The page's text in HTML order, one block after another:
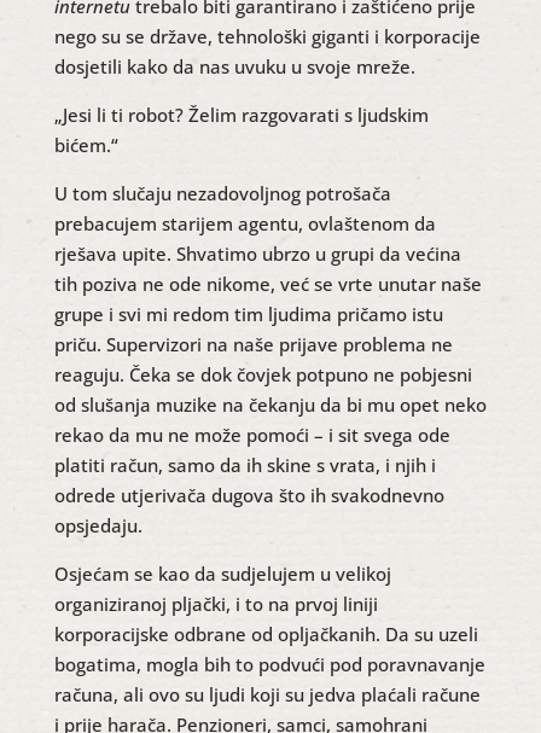
internetutrebalo biti garantirano i zaštićeno prije
nego su se države, tehnološki giganti i korporacije
dosjetili kako da nas uvuku u svoje mreže.
„Jesi li ti robot? Želim razgovarati s ljudskim
bićem.“
U tom slučaju nezadovoljnog potrošača
prebacujem starijem agentu, ovlaštenom da
rješava upite. Shvatimo ubrzo u grupi da većina
tih poziva ne ode nikome, već se vrte unutar naše
grupe i svi mi redom tim ljudima pričamo istu
priču. Supervizori na naše prijave problema ne
reaguju. Čeka se dok čovjek potpuno ne pobjesni
od slušanja muzike na čekanju da bi mu opet neko
rekao da mu ne može pomoći – i sit svega ode
platiti račun, samo da ih skine s vrata, i njih i
odrede utjerivača dugova što ih svakodnevno
opsjedaju.
Osjećam se kao da sudjelujem u velikoj
organiziranoj pljački, i to na prvoj liniji
korporacijske odbrane od opljačkanih. Da su uzeli
bogatima, mogla bih to podvući pod poravnavanje
računa, ali ovo su ljudi koji su jedva plaćali račune
i prije harača. Penzioneri, samci, samohrani